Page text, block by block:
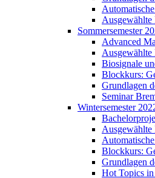
Ausgewählte
Sommersemester
Advanced
Ausgewählte
Biosignale
Blockkurs:
Grundlagen
Seminar
Wintersemester
Ausgewählte
Blockkurs:
Grundlagen
Hot Topics